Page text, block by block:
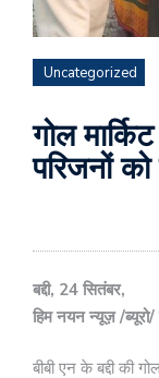
Uncategorized
गोल
परिजनों को
बद्दी, 24 सितंबर,
हिम नयन न्यूज़ /ब्यूरो/
बीबी एन के बद्दी की